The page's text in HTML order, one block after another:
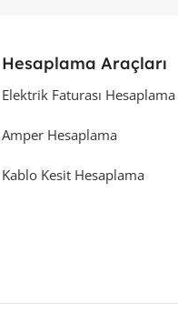
Hesaplama Araçları
Elektrik Faturası Hesaplama
Amper Hesaplama
Kablo Kesit Hesaplama